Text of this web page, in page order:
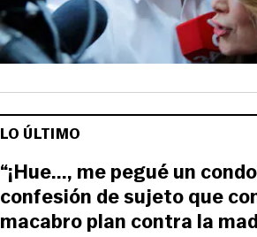
LO ÚLTIMO
“¡Hue..., me pegué un
confesión de sujeto que
macabro plan contra la